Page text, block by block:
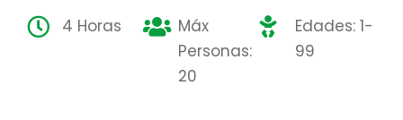
4 Horas
Máx
Personas:
20
Edades: 1-
99